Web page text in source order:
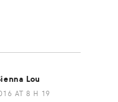
Lou
AT 8 H 19